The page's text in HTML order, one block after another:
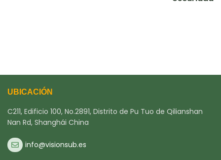
UBICACIÓN
C211, Edificio 100, No.2891, Distrito de Pu Tuo de Qilianshan
Nan Rd, Shanghái China
info@visionsub.es